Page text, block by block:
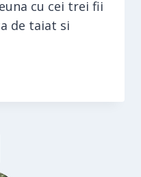
cu cei trei fii
de taiat si